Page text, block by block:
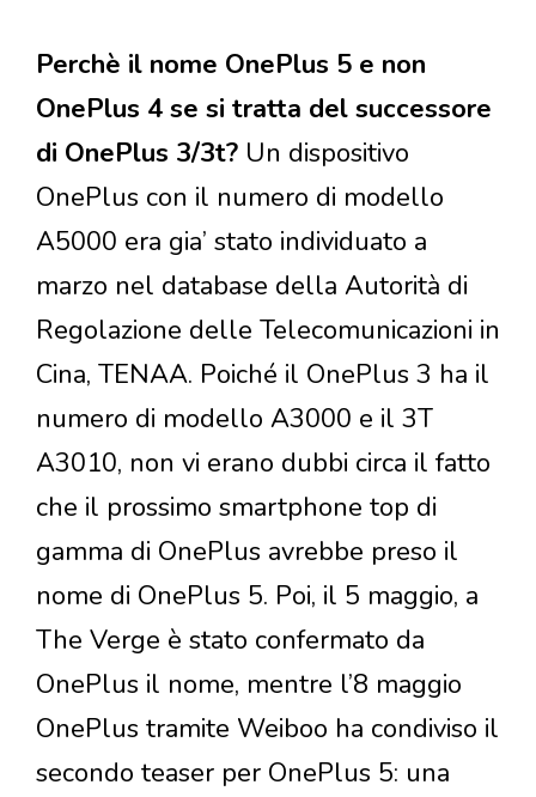
Perchè il nome OnePlus 5 e non
OnePlus 4 se si tratta del successore
di OnePlus 3/3t? Un dispositivo
OnePlus con il numero di modello
A5000 era gia’ stato individuato a
marzo nel database della Autorità di
Regolazione delle Telecomunicazioni in
Cina, TENAA. Poiché il OnePlus 3 ha il
numero di modello A3000 e il 3T
A3010, non vi erano dubbi circa il fatto
che il prossimo smartphone top di
gamma di OnePlus avrebbe preso il
nome di OnePlus 5. Poi, il 5 maggio, a
The Verge è stato confermato da
OnePlus il nome, mentre l’8 maggio
OnePlus tramite Weiboo ha condiviso il
secondo teaser per OnePlus 5: una